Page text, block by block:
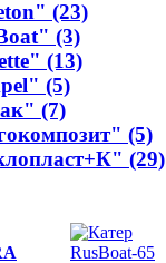
(23)
(3)
(13)
(5)
(7)
(5)
(29)